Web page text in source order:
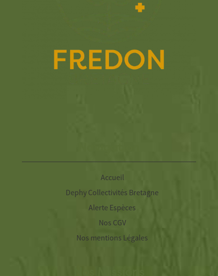
Accueil
Dephy Collectivités Bretagne
Alerte Espèces
Nos CGV
Nos mentions Légales